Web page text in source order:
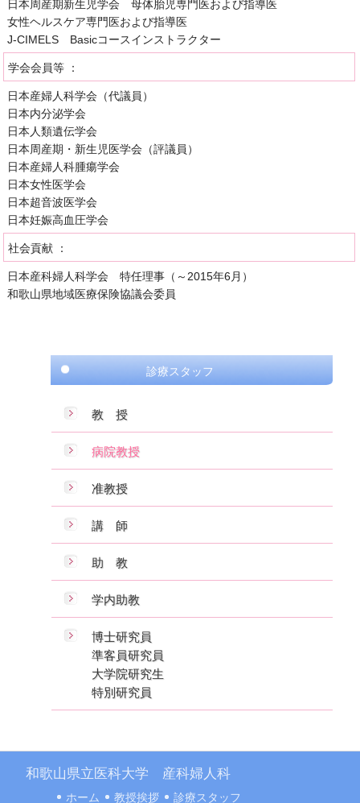
日本周産期新生児学会 母体胎児専門医および指導医
女性ヘルスケア専門医および指導医
J-CIMELS Basicコースインストラクター
学会会員等 ：
日本産婦人科学会（代議員）
日本内分泌学会
日本人類遺伝学会
日本周産期・新生児医学会（評議員）
日本産婦人科腫瘍学会
日本女性医学会
日本超音波医学会
日本妊娠高血圧学会
社会貢献 ：
日本産科婦人科学会 特任理事（～2015年6月）
和歌山県地域医療保険協議会委員
診療スタッフ
教 授
病院教授
准教授
講 師
助 教
学内助教
博士研究員
準客員研究員
大学院研究生
特別研究員
和歌山県立医科大学 産科婦人科
ホーム 教授挨拶 診療スタッフ